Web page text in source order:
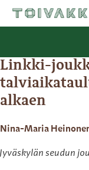
Linkki-
alkaen
Nina-Maria
Jyväskylän seudun